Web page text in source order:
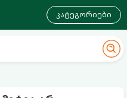
კატეგორიები